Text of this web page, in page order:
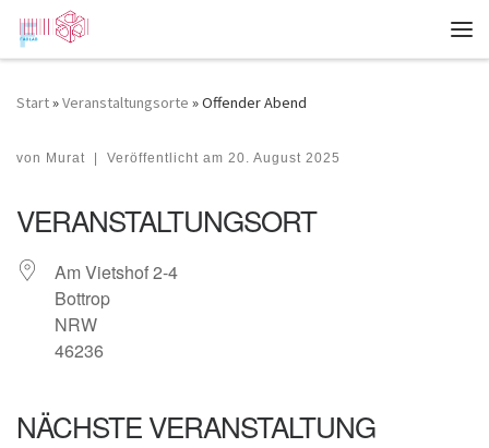
Zum Inhalt springen
Start»Veranstaltungsorte »Offender Abend
von Murat Veröffentlicht am 20. August 2025
VERANSTALTUNGSORT
Am Vietshof 2-4
Bottrop
NRW
46236
NÄCHSTE VERANSTALTUNG